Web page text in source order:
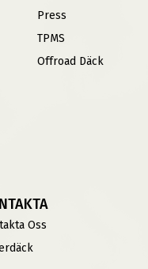
Press
TPMS
Offroad Däck
Oss